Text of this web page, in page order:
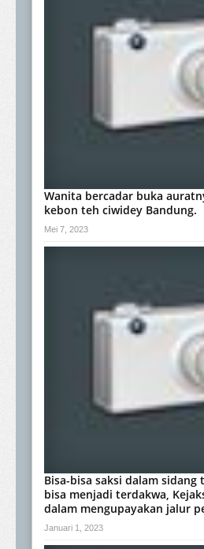
Wanita bercadar buka
kebon teh ciwidey Bandung.
Mei 7, 2023
Bisa-bisa saksi dalam
bisa menjadi terdakwa,
dalam mengupayakan jalur
Januari 1, 2023